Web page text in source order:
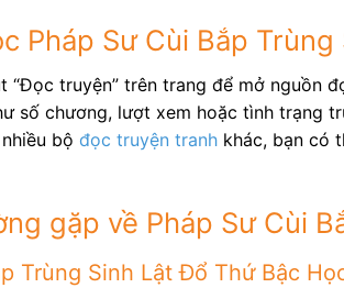
Pháp Sư Cùi Bắp
“Đọc truyện” trên trang để mở nguồn
số chương, lượt xem hoặc tình trạng
bộ đọc truyện tranh khác, bạn có
gặp về Pháp Sư Cùi
Trùng Sinh Lật Đổ Thứ Bậc